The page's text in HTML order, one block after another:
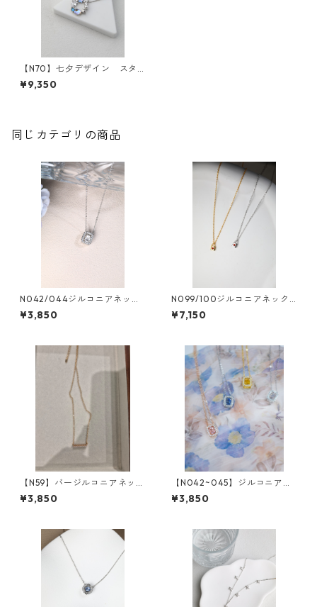
【N70】七夕デザイン スタ
ーモチーフリースデザインネ
ックレス
¥9,350
同じカテゴリの商品
N042/044ジルコニアネック
レス
¥3,850
N099/100ジルコニアネック
レス
¥7,150
【N59】バージルコニアネック
レス
¥3,850
【N042~045】ジルコニアス
ピカピカ クエアボックスネ
ックレス（4colors)*SinSin
¥3,850